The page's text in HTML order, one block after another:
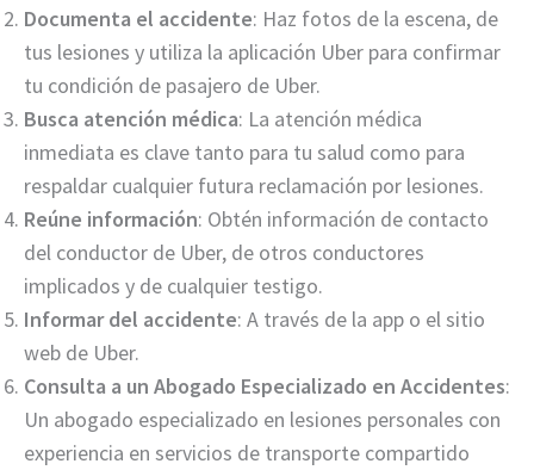
Documenta el accidente: Haz fotos de la escena, de
tus lesiones y utiliza la aplicación Uber para confirmar
tu condición de pasajero de Uber.
Busca atención médica: La atención médica
inmediata es clave tanto para tu salud como para
respaldar cualquier futura reclamación por lesiones.
Reúne información: Obtén información de contacto
del conductor de Uber, de otros conductores
implicados y de cualquier testigo.
Informar del accidente: A través de la app o el sitio
web de Uber.
Consulta a un Abogado Especializado en Accidentes:
Un abogado especializado en lesiones personales con
experiencia en servicios de transporte compartido